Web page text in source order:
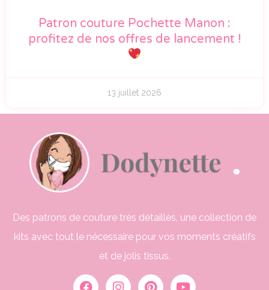
Patron couture Pochette Manon :
profitez de nos offres de lancement !
13 juillet 2026
Des patrons de couture très détaillés, une collection de
kits avec tout le nécessaire pour vos moments créatifs
et de jolis tissus.